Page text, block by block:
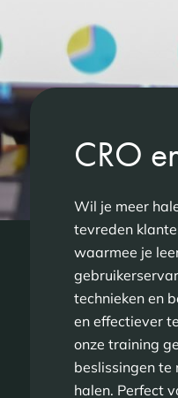
CRO
Wil je meer
tevreden
waarmee je
technieken en
en effectiever
onze training
beslissingen te
halen. Perfect